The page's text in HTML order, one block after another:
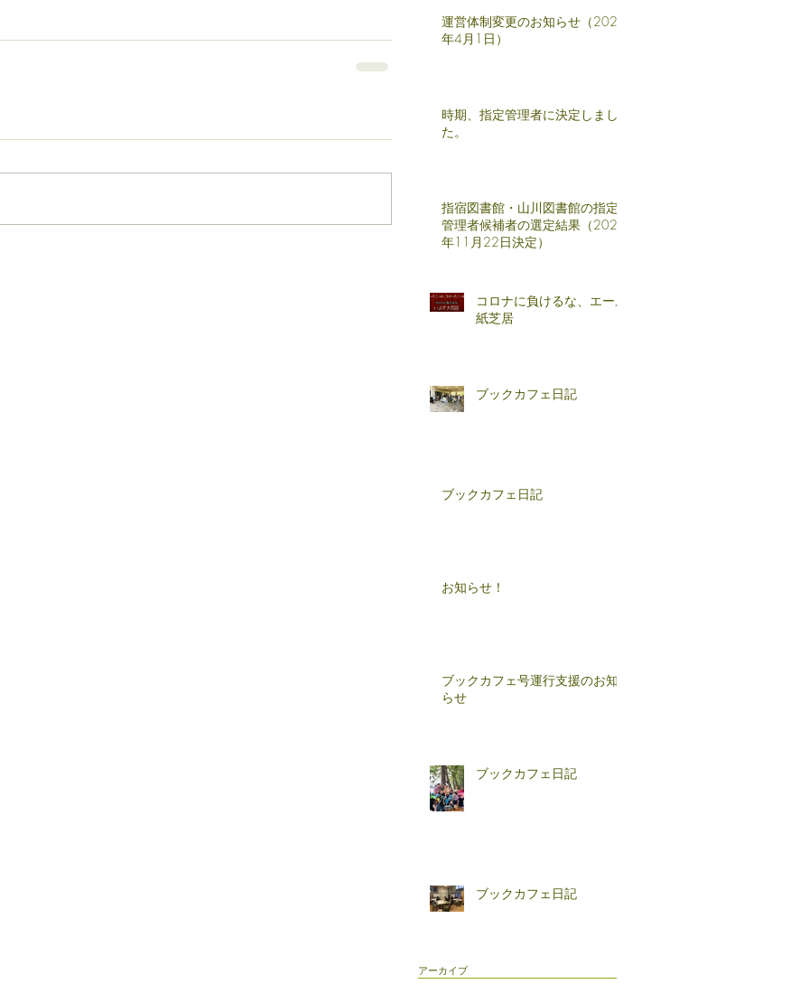
運営体制変更のお知らせ（2025
年4月1日）
時期、指定管理者に決定しまし
た。
指宿図書館・山川図書館の指定
管理者候補者の選定結果（2024
年11月22日決定）
コロナに負けるな、エール
紙芝居
ブックカフェ日記
ブックカフェ日記
お知らせ！
ブックカフェ号運行支援のお知
らせ
ブックカフェ日記
ブックカフェ日記
アーカイブ